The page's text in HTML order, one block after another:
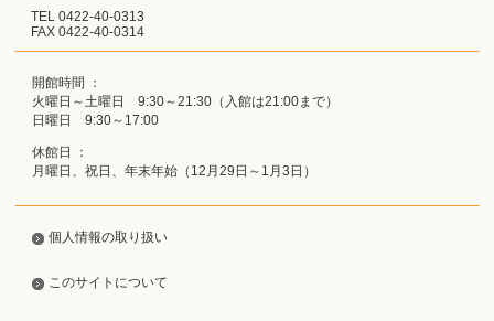
TEL 0422-40-0313
FAX 0422-40-0314
開館時間 ：
火曜日～土曜日 9:30～21:30（入館は21:00まで）
日曜日 9:30～17:00
休館日 ：
月曜日、祝日、年末年始（12月29日～1月3日）
個人情報の取り扱い
このサイトについて